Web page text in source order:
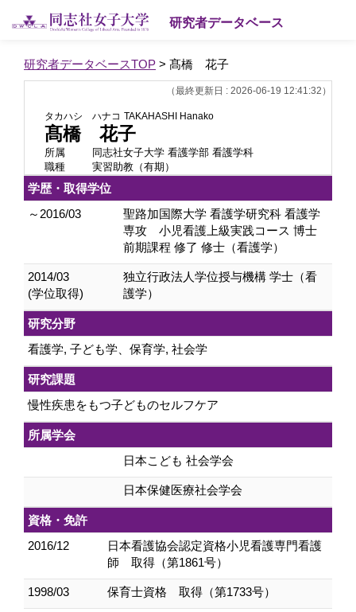
研究者データベース
研究者データベースTOP > 髙橋 花子
（最終更新日 : 2026-06-19 12:41:32）
タカハシ ハナコ TAKAHASHI Hanako
髙橋 花子
所属
同志社女子大学 看護学部 看護学科
職種
実習助教（有期）
学歴・取得学位
～2016/03
聖路加国際大学 看護学研究科 看護学
専攻 小児看護上級実践コース 博士
前期課程 修了 修士（看護学）
2014/03
(学位取得)
独立行政法人学位授与機構 学士（看
護学）
研究分野
看護学, 子ども学、保育学, 社会学
研究課題
慢性疾患をもつ子どものセルフケア
所属学会
日本こども 社会学会
日本保健医療社会学会
資格・免許
2016/12
日本看護協会認定資格小児看護専門看護
師 取得（第1861号）
1998/03 保育士資格 取得（第1733号）